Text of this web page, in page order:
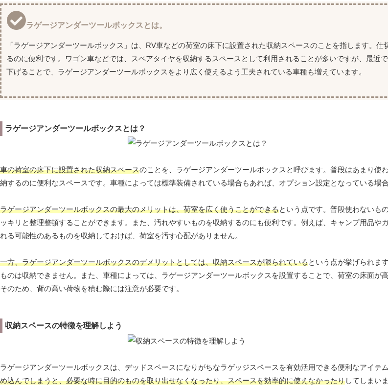
ラゲージアンダーツールボックスとは。
「ラゲージアンダーツールボックス」は、RV車などの荷室の床下に設置された収納スペースのことを指します。
るのに便利です。ワゴン車などでは、スペアタイヤを収納するスペースとして利用されることが多いですが、最近
下げることで、ラゲージアンダーツールボックスをより広く使えるよう工夫されている車種も増えています。
ラゲージアンダーツールボックスとは？
車の荷室の床下に設置された収納スペースのことを、ラゲージアンダーツールボックスと呼びます。普段はあまり使
納するのに便利なスペースです。車種によっては標準装備されている場合もあれば、オプション設定となっている場合
ラゲージアンダーツールボックスの最大のメリットは、荷室を広く使うことができるという点です。普段使わないも
ッキリと整理整頓することができます。また、汚れやすいものを収納するのにも便利です。例えば、キャンプ用品や
れる可能性のあるものを収納しておけば、荷室を汚す心配がありません。
一方、ラゲージアンダーツールボックスのデメリットとしては、収納スペースが限られているという点が挙げられま
ものは収納できません。また、車種によっては、ラゲージアンダーツールボックスを設置することで、荷室の床面が
そのため、背の高い荷物を積む際には注意が必要です。
収納スペースの特徴を理解しよう
ラゲージアンダーツールボックスは、デッドスペースになりがちなラゲッジスペースを有効活用できる便利なアイテム
め込んでしまうと、必要な時に目的のものを取り出せなくなったり、スペースを効率的に使えなかったりしてしまい